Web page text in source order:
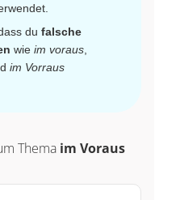
du falsche
wie im voraus
im Vorraus
Thema im Voraus